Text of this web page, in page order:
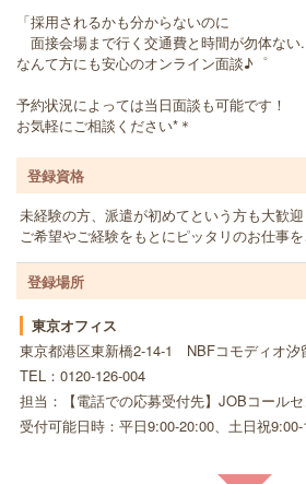
「採用されるかも分からないのに
面接会場まで行く交通費と時間が勿体ない..
なんて方にも安心のオンライン面談♪゜
予約状況によっては当日面談も可能です！
お気軽にご相談ください*＊
登録資格
未経験の方、派遣が初めてという方も大歓迎
ご希望やご経験をもとにピッタリのお仕事を
登録場所
東京オフィス
東京都港区東新橋2-14-1 NBFコモディオ汐
TEL：0120-126-004
担当：【電話での応募受付先】JOBコール
受付可能日時：平日9:00-20:00、土日祝